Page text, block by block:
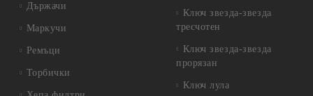
Държачи
Маркучи
Ремъци
Торбички
Ключ звезда-звезда
тресчотен
Ключ звезда-звезда
прорязан
Ключ лула